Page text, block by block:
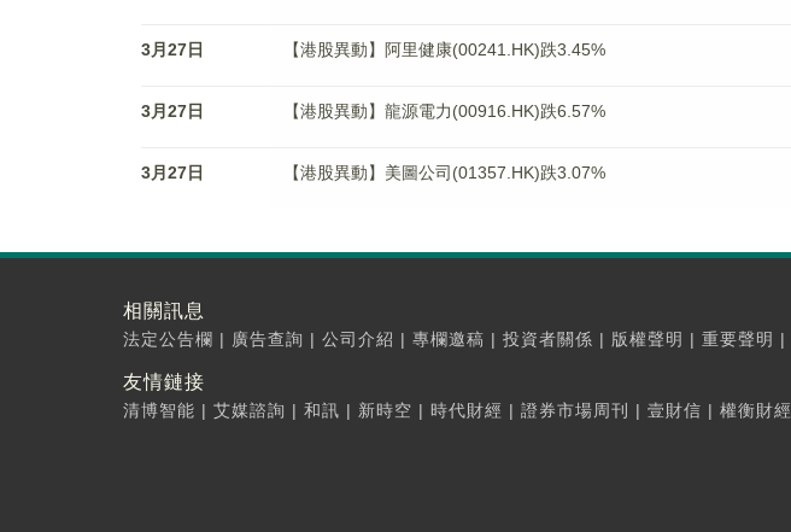
3月27日 【港股異動】阿里健康(00241.HK)跌3.45%
3月27日 【港股異動】龍源電力(00916.HK)跌6.57%
3月27日 【港股異動】美圖公司(01357.HK)跌3.07%
相關訊息
法定公告欄 | 廣告查詢 | 公司介紹 | 專欄邀稿 | 投資者關係 | 版權聲明 | 重要聲明 |
友情鏈接
清博智能 | 艾媒諮詢 | 和訊 | 新時空 | 時代財經 | 證券市場周刊 | 壹財信 | 權衡財經